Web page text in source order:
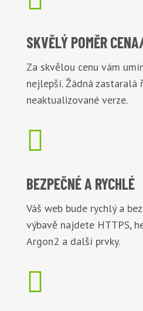
SKVĚLÝ POMĚR
Za skvělou cenu vám
nejlepší. Žádná zastaralá
neaktualizované verze.

BEZPEČNÉA RYCHLÉ
Váš web bude rychlý a
výbavě najdete HTTPS,
Argon2 a další prvky.
